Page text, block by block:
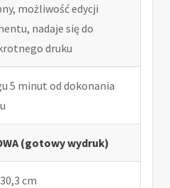
możliwość edycji
nadaje się do
druku
5 minut od dokonania
(gotowy wydruk)
cm